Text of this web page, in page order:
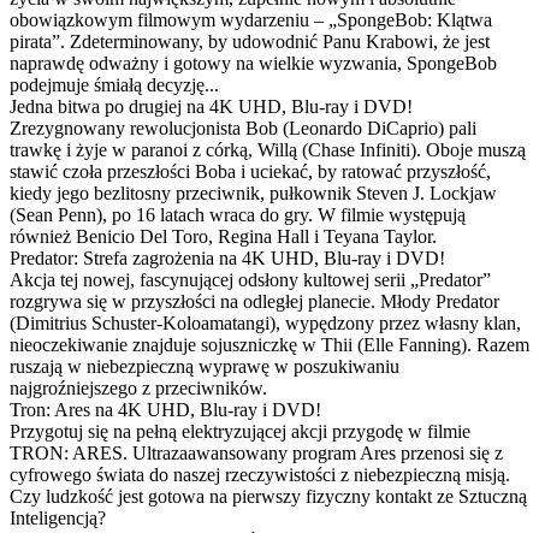
obowiązkowym filmowym wydarzeniu – „SpongeBob: Klątwa
pirata”. Zdeterminowany, by udowodnić Panu Krabowi, że jest
naprawdę odważny i gotowy na wielkie wyzwania, SpongeBob
podejmuje śmiałą decyzję...
Jedna bitwa po drugiej na 4K UHD, Blu-ray i DVD!
Zrezygnowany rewolucjonista Bob (Leonardo DiCaprio) pali
trawkę i żyje w paranoi z córką, Willą (Chase Infiniti). Oboje muszą
stawić czoła przeszłości Boba i uciekać, by ratować przyszłość,
kiedy jego bezlitosny przeciwnik, pułkownik Steven J. Lockjaw
(Sean Penn), po 16 latach wraca do gry. W filmie występują
również Benicio Del Toro, Regina Hall i Teyana Taylor.
Predator: Strefa zagrożenia na 4K UHD, Blu-ray i DVD!
Akcja tej nowej, fascynującej odsłony kultowej serii „Predator”
rozgrywa się w przyszłości na odległej planecie. Młody Predator
(Dimitrius Schuster-Koloamatangi), wypędzony przez własny klan,
nieoczekiwanie znajduje sojuszniczkę w Thii (Elle Fanning). Razem
ruszają w niebezpieczną wyprawę w poszukiwaniu
najgroźniejszego z przeciwników.
Tron: Ares na 4K UHD, Blu-ray i DVD!
Przygotuj się na pełną elektryzującej akcji przygodę w filmie
TRON: ARES. Ultrazaawansowany program Ares przenosi się z
cyfrowego świata do naszej rzeczywistości z niebezpieczną misją.
Czy ludzkość jest gotowa na pierwszy fizyczny kontakt ze Sztuczną
Inteligencją?